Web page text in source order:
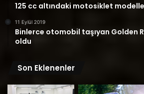
125 cc altındaki motosiklet
11 Eylül 2019
Binlerce otomobil taşıyan Golden
oldu
Son Eklenenler